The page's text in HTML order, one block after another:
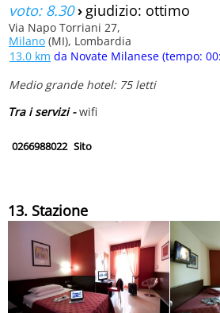
voto: 8.30› giudizio: ottimo
Via Napo Torriani 27,
Milano (MI), Lombardia
13.0 km da Novate Milanese (tempo:
Medio grande hotel: 75 letti
Tra i servizi -wifi
0266988022 Sito
13. Stazione